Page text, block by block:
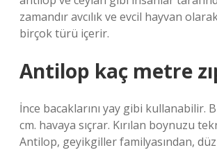
zamandır avcılık ve evcil hayvan
birçok türü içerir.
Antilop kaç metre
İnce bacaklarını yay gibi kullanabilir.
cm. havaya sıçrar. Kırılan boynuzu
Antilop, geyikgiller familyasından,